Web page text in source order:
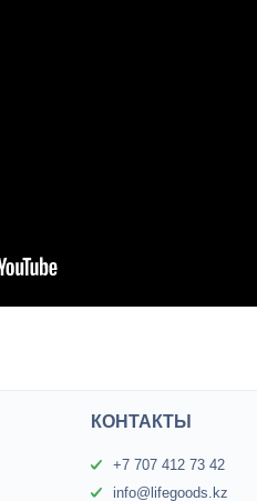
КОНТАКТЫ
+7 707 412 73 42
info@lifegoods.kz